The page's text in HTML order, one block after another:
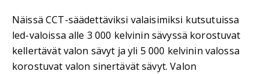
Näissä CCT-säädettäviksi valaisimiksi kutsutuissa
led-valoissa alle 3 000 kelvinin sävyssä korostuvat
kellertävät valon sävyt ja yli 5 000 kelvinin valossa
korostuvat valon sinertävät sävyt. Valon